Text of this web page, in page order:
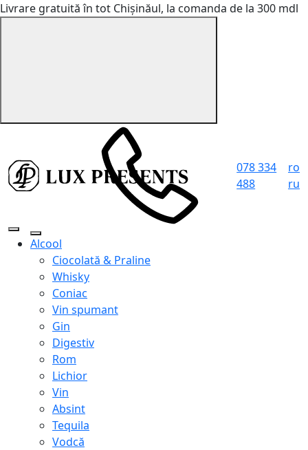
Livrare gratuită în tot Chișinăul, la comanda de la 300 mdl
078 334
488
ro
ru
Alcool
Ciocolată & Praline
Whisky
Coniac
Vin spumant
Gin
Digestiv
Rom
Lichior
Vin
Absint
Tequila
Vodcă